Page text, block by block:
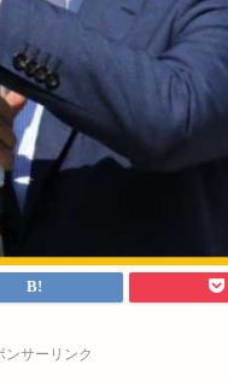
ンサーリンク